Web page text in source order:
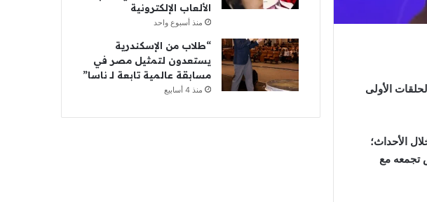
الأولى
الأحداث؛
تجمعه مع
الألعاب الإلكترونية
منذ أسبوع واحد
“طلاب من الإسكندرية
يستعدون لتمثيل مصر في
مسابقة عالمية تابعة لـ ناسا”
منذ 4 أسابيع